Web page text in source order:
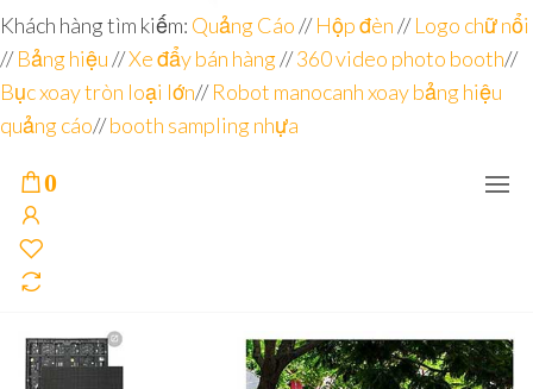
Đơn vị
chuyên
sâu – 8
năm
kinh
nghiệm
Góc
Nhìn
Agency –
nhà sản
xuất
POSM,
Quầy
Sampling,
Booth
trưng
bày, tủ
trưng
bày… tại
Tp.Hồ
Khách hàng tìm kiếm: Quảng Cáo//Hộp đèn//Logo chữ nổi
//Bảng hiệu//Xe đẩy bán hàng//360 video photo booth//
Bục xoay tròn loại lớn//Robot manocanh xoay bảng hiệu
quảng cáo//booth sampling nhựa
0